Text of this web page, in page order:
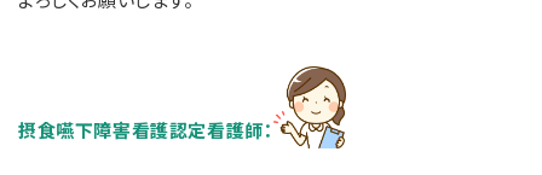
摂食嚥下障害看護認定看護師：